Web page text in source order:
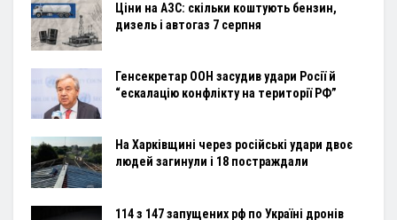
Ціни на АЗС: скільки коштують бензин,
дизель і автогаз 7 серпня
Генсекретар ООН засудив удари Росії й
“ескалацію конфлікту на території РФ”
На Харківщині через російські удари двоє
людей загинули і 18 постраждали
114 з 147 запущених рф по Україні дронів